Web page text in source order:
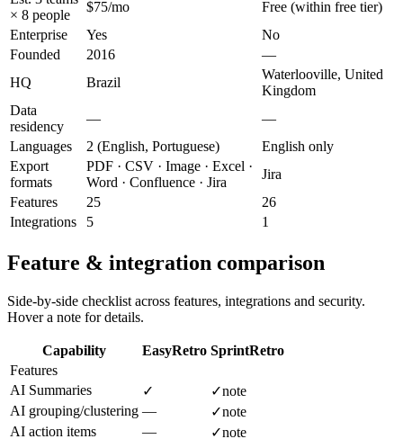
× 8 people
$75/mo
Free (within free tier)
Enterprise
Yes
No
Founded
2016
—
HQ
Brazil
Waterlooville, United
Kingdom
Data
residency
—
—
Languages
2 (English, Portuguese)
English only
Export
formats
PDF · CSV · Image · Excel ·
Word · Confluence · Jira
Jira
Features
25
26
Integrations
5 1
Feature & integration comparison
Side-by-side checklist across features, integrations and security.
Hover a note for details.
Capability EasyRetro SprintRetro
Features
AI Summaries
✓ ✓note
AI grouping/clustering — ✓note
AI action items
— ✓note